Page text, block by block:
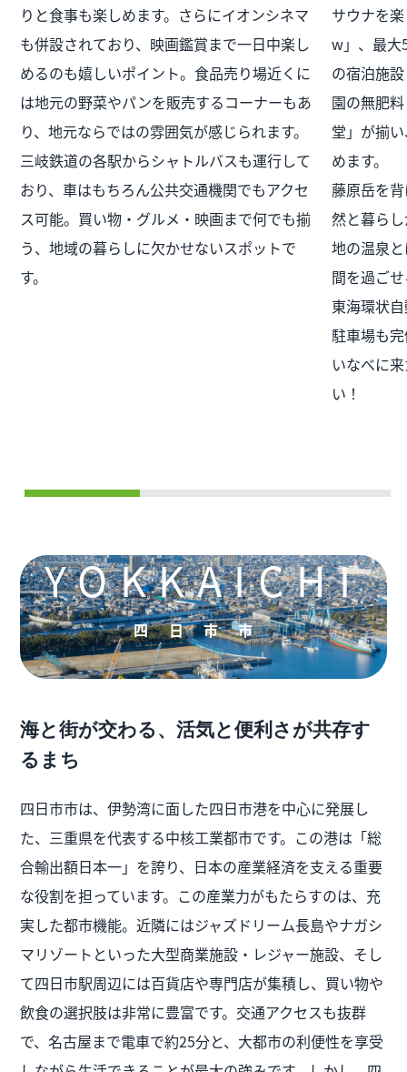
りと食事も楽しめます。さらにイオンシネマ
も併設されており、映画鑑賞まで一日中楽し
めるのも嬉しいポイント。食品売り場近くに
は地元の野菜やパンを販売するコーナーもあ
り、地元ならではの雰囲気が感じられます。
三岐鉄道の各駅からシャトルバスも運行して
おり、車はもちろん公共交通機関でもアクセ
ス可能。買い物・グルメ・映画まで何でも揃
う、地域の暮らしに欠かせないスポットで
す。
サウナを
w」、最大
の宿泊施
園の無肥
堂」が揃
めます。
藤原岳を
然と暮ら
地の温泉
間を過ご
東海環状
駐車場も
いなべに
い！
YOKKAICHI
四日市市
海と街が交わる、活気と便利さが共存す
るまち
四日市市は、伊勢湾に面した四日市港を中心に発展し
た、三重県を代表する中核工業都市です。この港は「総
合輸出額日本一」を誇り、日本の産業経済を支える重要
な役割を担っています。この産業力がもたらすのは、充
実した都市機能。近隣にはジャズドリーム長島やナガシ
マリゾートといった大型商業施設・レジャー施設、そし
て四日市駅周辺には百貨店や専門店が集積し、買い物や
飲食の選択肢は非常に豊富です。交通アクセスも抜群
で、名古屋まで電車で約25分と、大都市の利便性を享受